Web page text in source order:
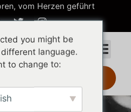
vom Herzen geführt
you might be
language.
to change to: